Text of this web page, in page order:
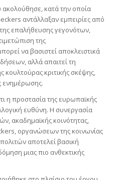
κατά την οποία
αντάλλαξαν εμπειρίες από
επαλήθευσης γεγονότων,
της
να βασιστεί αποκλειστικά
αλλά απαιτεί τη
κουλτούρας κριτικής σκέψης,
ενημέρωσης.
η προστασία της ευρωπαϊκής
ευθύνη. Η συνεργασία
ακαδημαϊκής κοινότητας,
οργανώσεων της κοινωνίας
αποτελεί βασική
μιας πιο ανθεκτικής